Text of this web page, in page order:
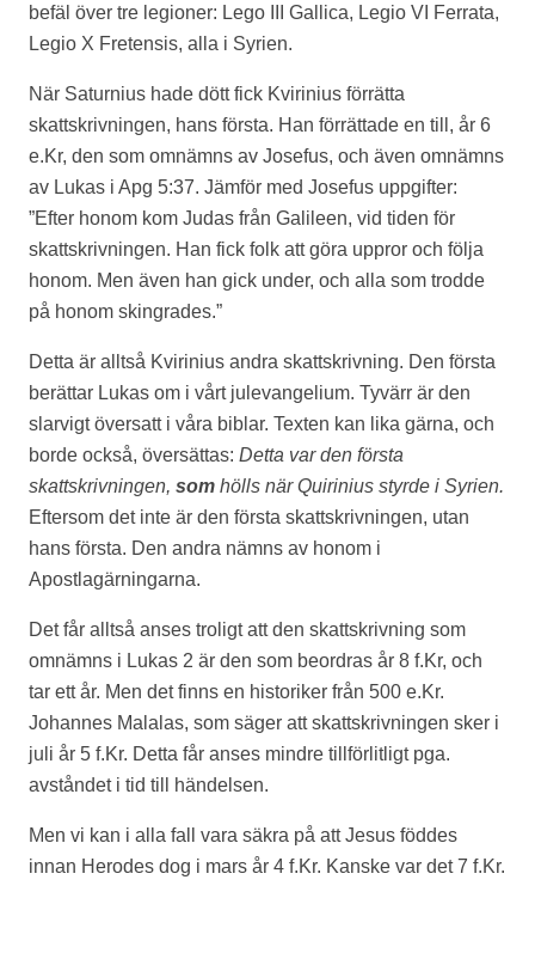
befäl över tre legioner: Lego III Gallica, Legio VI Ferrata,
Legio X Fretensis, alla i Syrien.
När Saturnius hade dött fick Kvirinius förrätta
skattskrivningen, hans första. Han förrättade en till, år 6
e.Kr, den som omnämns av Josefus, och även omnämns
av Lukas i Apg 5:37. Jämför med Josefus uppgifter:
”Efter honom kom Judas från Galileen, vid tiden för
skattskrivningen. Han fick folk att göra uppror och följa
honom. Men även han gick under, och alla som trodde
på honom skingrades.”
Detta är alltså Kvirinius andra skattskrivning. Den första
berättar Lukas om i vårt julevangelium. Tyvärr är den
slarvigt översatt i våra biblar. Texten kan lika gärna, och
borde också, översättas: Detta var den första
skattskrivningen, som hölls när Quirinius styrde i Syrien.
Eftersom det inte är den första skattskrivningen, utan
hans första. Den andra nämns av honom i
Apostlagärningarna.
Det får alltså anses troligt att den skattskrivning som
omnämns i Lukas 2 är den som beordras år 8 f.Kr, och
tar ett år. Men det finns en historiker från 500 e.Kr.
Johannes Malalas, som säger att skattskrivningen sker i
juli år 5 f.Kr. Detta får anses mindre tillförlitligt pga.
avståndet i tid till händelsen.
Men vi kan i alla fall vara säkra på att Jesus föddes
innan Herodes dog i mars år 4 f.Kr. Kanske var det 7 f.Kr.